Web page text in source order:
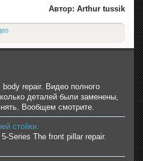
Автор: Arthur tussik
repair. Видео полного
деталей были заменены,
Вообщем смотрите.
стойки.
Series The front pillar repair.